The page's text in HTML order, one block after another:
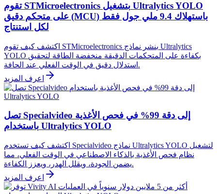
تقوم STMicroelectronics بتشغيل Ultralytics YOLO
على متحكم دقيق (MCU) باستهلاك 9.4 ملي جول فقط
لكل استنتاج
اكتشف كيف تقوم STMicroelectronics بنشر نماذج Ultralytics
YOLO بكفاءة على المتحكمات الدقيقة منخفضة الطاقة لتحقيق
استدلال دقيق في الوقت الفعلي عند الحافة.
اعرف المزيد
تصل Specialvideo إلى دقة 99% في فحص الأغذية
باستخدام Ultralytics YOLO
اكتشف كيف تستخدم Specialvideo نماذج Ultralytics YOLO لتشغيل
نظام فحص الأغذية بالذكاء الاصطناعي في الوقت الفعلي، مما
يضمن الجودة، ويقلل الهدر، ويعزز الكفاءة.
اعرف المزيد